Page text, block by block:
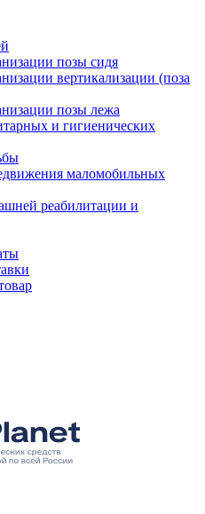
позы сидя
вертикализации (поза
позы лежа
и гигиенических
маломобильных
реабилитации и